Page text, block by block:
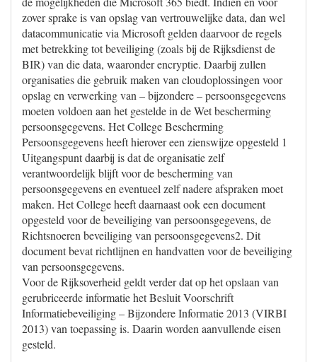
zover sprake is van opslag van vertrouwelijke data, dan wel
datacommunicatie via Microsoft gelden daarvoor de regels
met betrekking tot beveiliging (zoals bij de Rijksdienst de
BIR) van die data, waaronder encryptie. Daarbij zullen
organisaties die gebruik maken van cloudoplossingen voor
opslag en verwerking van – bijzondere – persoonsgegevens
moeten voldoen aan het gestelde in de Wet bescherming
persoonsgegevens. Het College Bescherming
Persoonsgegevens heeft hierover een zienswijze opgesteld 1
Uitgangspunt daarbij is dat de organisatie zelf
verantwoordelijk blijft voor de bescherming van
persoonsgegevens en eventueel zelf nadere afspraken moet
maken. Het College heeft daarnaast ook een document
opgesteld voor de beveiliging van persoonsgegevens, de
Richtsnoeren beveiliging van persoonsgegevens2. Dit
document bevat richtlijnen en handvatten voor de beveiliging
van persoonsgegevens.
Voor de Rijksoverheid geldt verder dat op het opslaan van
gerubriceerde informatie het Besluit Voorschrift
Informatiebeveiliging – Bijzondere Informatie 2013 (VIRBI
2013) van toepassing is. Daarin worden aanvullende eisen
gesteld.